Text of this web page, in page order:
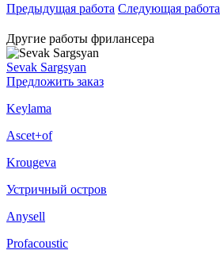
Предыдущая работа Следующая работа
Другие работы фрилансера
Sevak Sargsyan
Предложить заказ
Keylama
Ascet+of
Krougeva
Устричный остров
Anysell
Profacoustic